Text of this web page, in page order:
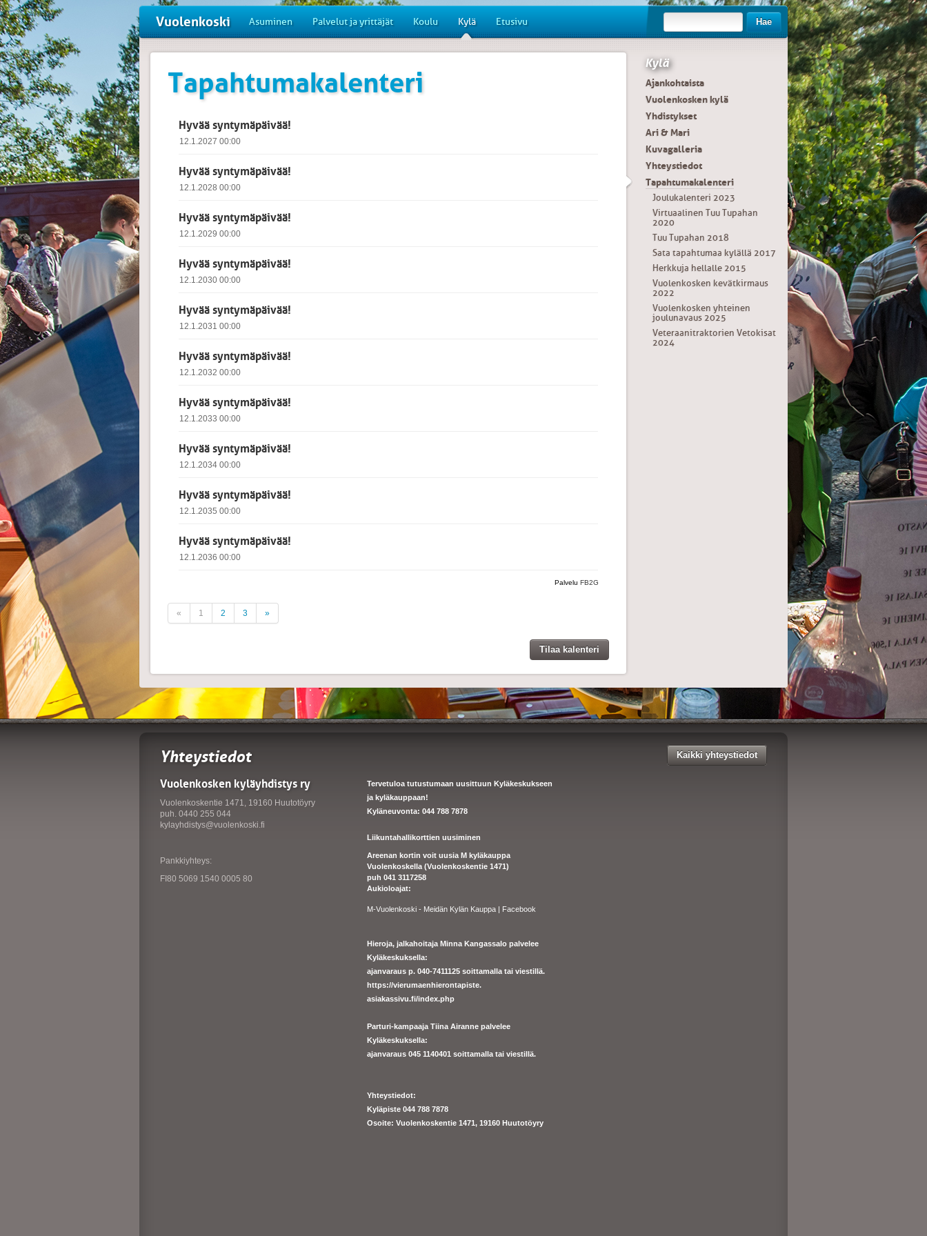
Vuolenkoski Asuminen Palvelut ja yrittäjät Koulu Kylä Etusivu Hae
Tapahtumakalenteri
Hyvää syntymäpäivää!
12.1.2027 00:00
Hyvää syntymäpäivää!
12.1.2028 00:00
Hyvää syntymäpäivää!
12.1.2029 00:00
Hyvää syntymäpäivää!
12.1.2030 00:00
Hyvää syntymäpäivää!
12.1.2031 00:00
Hyvää syntymäpäivää!
12.1.2032 00:00
Hyvää syntymäpäivää!
12.1.2033 00:00
Hyvää syntymäpäivää!
12.1.2034 00:00
Hyvää syntymäpäivää!
12.1.2035 00:00
Hyvää syntymäpäivää!
12.1.2036 00:00
Palvelu FB2G
« 1 2 3 »
Tilaa kalenteri
Kylä
Ajankohtaista
Vuolenkosken kylä
Yhdistykset
Ari & Mari
Kuvagalleria
Yhteystiedot
Tapahtumakalenteri
Joulukalenteri 2023
Virtuaalinen Tuu Tupahan
2020
Tuu Tupahan 2018
Sata tapahtumaa kylällä 2017
Herkkuja hellalle 2015
Vuolenkosken kevätkirmaus
2022
Vuolenkosken yhteinen
joulunavaus 2025
Veteraanitraktorien Vetokisat
2024
Kaikki yhteystiedot
Yhteystiedot
Vuolenkosken kyläyhdistys ry
Vuolenkoskentie 1471, 19160 Huutotöyry
puh. 0440 255 044
kylayhdistys@vuolenkoski.fi
Pankkiyhteys:
FI80 5069 1540 0005 80
Tervetuloa tutustumaan uusittuun Kyläkeskukseen
ja kyläkauppaan!
Kyläneuvonta: 044 788 7878
Liikuntahallikorttien uusiminen
Areenan kortin voit uusia M kyläkauppa
Vuolenkoskella (Vuolenkoskentie 1471)
puh 041 3117258
Aukioloajat:
M-Vuolenkoski - Meidän Kylän Kauppa | Facebook
Hieroja, jalkahoitaja Minna Kangassalo palvelee
Kyläkeskuksella:
ajanvaraus p. 040-7411125 soittamalla tai viestillä.
https://vierumaenhierontapiste.
asiakassivu.fi/index.php
Parturi-kampaaja Tiina Airanne palvelee
Kyläkeskuksella:
ajanvaraus 045 1140401 soittamalla tai viestillä.
Yhteystiedot:
Kyläpiste 044 788 7878
Osoite: Vuolenkoskentie 1471, 19160 Huutotöyry